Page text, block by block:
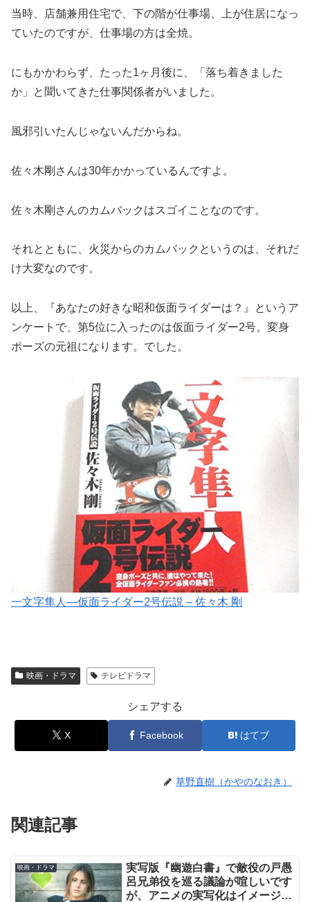
当時、店舗兼用住宅で、下の階が仕事場、上が住居になっ
ていたのですが、仕事場の方は全焼。
にもかかわらず、たった1ヶ月後に、「落ち着きました
か」と聞いてきた仕事関係者がいました。
風邪引いたんじゃないんだからね。
佐々木剛さんは30年かかっているんですよ。
佐々木剛さんのカムバックはスゴイことなのです。
それとともに、火災からのカムバックというのは、それだ
け大変なのです。
以上、『あなたの好きな昭和仮面ライダーは？』というア
ンケートで、第5位に入ったのは仮面ライダー2号。変身
ポーズの元祖になります。でした。
一文字隼人―仮面ライダー2号伝説 – 佐々木 剛
映画・ドラマ テレビドラマ
シェアする
X Facebook はてブ
草野直樹（かやのなおき）
関連記事
映画・ドラマ
実写版『幽遊白書』で敵役の戸愚
呂兄弟役を巡る議論が喧しいです
が、アニメの実写化はイメージ通